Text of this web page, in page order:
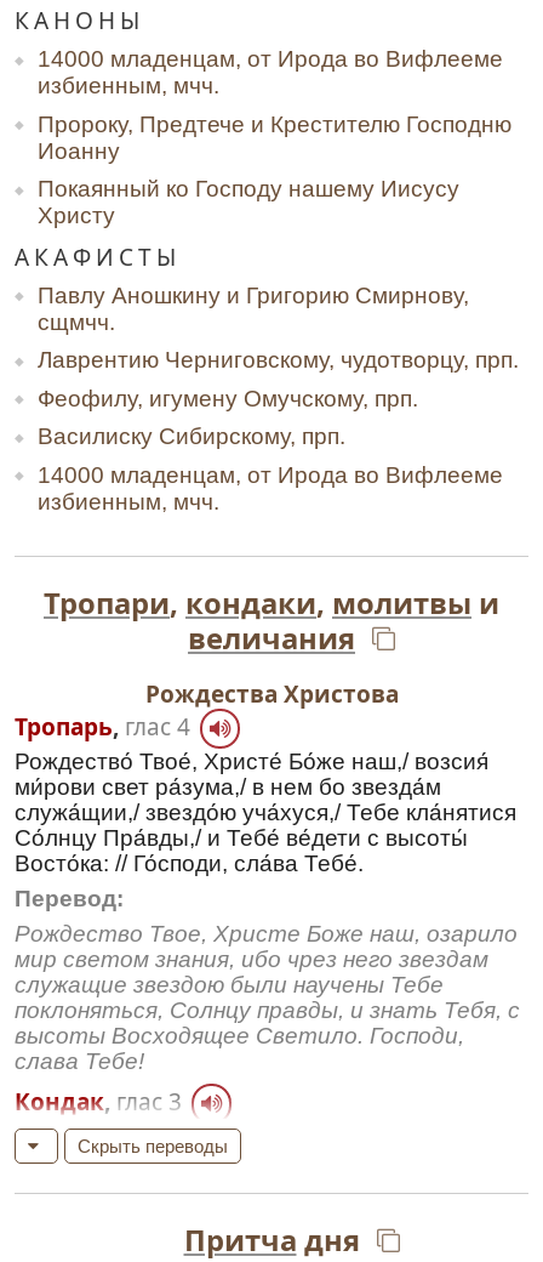
КАНОНЫ
14000 младенцам, от Ирода во Вифлееме
избиенным, мчч.
Пророку, Предтече и Крестителю Господню
Иоанну
Покаянный ко Господу нашему Иисусу
Христу
АКАФИСТЫ
Павлу Аношкину и Григорию Смирнову,
сщмчч.
Лаврентию Черниговскому, чудотворцу, прп.
Феофилу, игумену Омучскому, прп.
Василиску Сибирскому, прп.
14000 младенцам, от Ирода во Вифлееме
избиенным, мчч.
Тропари, кондаки, молитвы и
величания
Рождества Христова
Тропарь, глас 4
Рождество́ Твое́, Христе́ Бо́же наш,/ возсия́
ми́рови свет ра́зума,/ в нем бо звезда́м
служа́щии,/ звездо́ю уча́хуся,/ Тебе кла́нятися
Со́лнцу Пра́вды,/ и Тебе́ ве́дети с высоты́
Восто́ка: // Го́споди, сла́ва Тебе́.
Перевод:
Рождество Твое, Христе Боже наш, озарило
мир светом знания, ибо чрез него звездам
служащие звездою были научены Тебе
поклоняться, Солнцу правды, и знать Тебя, с
высоты Восходящее Светило. Господи,
слава Тебе!
Кондак, глас 3
Де́ва днесь Пресу́щественнаго ражда́ет,/ и
земля́ верте́п Непристу́пному прино́сит,/
А́нгели с па́стырьми славосло́вят,/ волсви́ же
роди́ся// Отроча́ Мла́до, Преве́чный Бог.
Скрыть переводы
Притча дня